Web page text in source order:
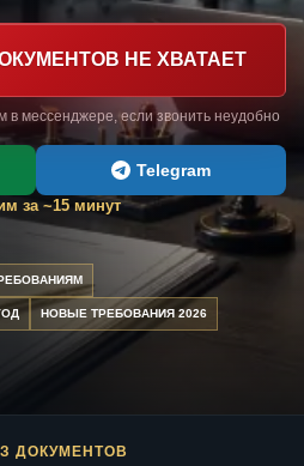
НЕ ХВАТАЕТ
в мессенджере, если звонить неудобно
Telegram
за ~15 минут
НОВЫЕ ТРЕБОВАНИЯ 2026
ДОКУМЕНТОВ